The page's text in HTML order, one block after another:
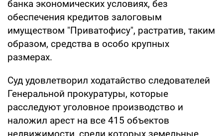
банка экономических условиях, без
обеспечения кредитов залоговым
имуществом "Приватофису", растратив, таким
образом, средства в особо крупных
размерах.
Суд удовлетворил ходатайство следователей
Генеральной прокуратуры, которые
расследуют уголовное производство и
наложил арест на все 415 объектов
недвижимости, среди которых земельные